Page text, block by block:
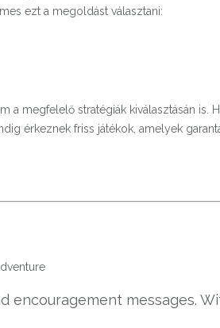
ezt a megoldást választani:
megfelelő stratégiák kiválasztásán is.
érkeznek friss játékok, amelyek
messages.